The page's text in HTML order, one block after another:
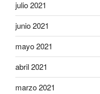
julio 2021
junio 2021
mayo 2021
abril 2021
marzo 2021